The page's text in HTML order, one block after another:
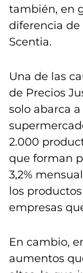
también, en
diferencia de
Scentia.
Una de las
de Precios
solo abarca
2.000
que forman
3,2%
los
empresas
En cambio,
aumentos